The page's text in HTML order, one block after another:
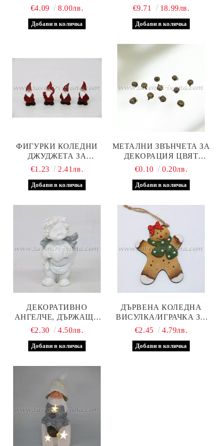
МОДЕЛ ТРИ
€4.09 8.00лв. КОЛЕДА
€9.71 18.99лв.
ФИГУРКИ КОЛЕДНИ
ДЖУДЖЕТА ЗА
ДЕКОРАЦИЯ
€1.23 2.41лв.
МЕТАЛНИ ЗВЪНЧЕТА ЗА
ДЕКОРАЦИЯ ЦВЯТ
СТАРО ЗЛАТО 10 Х 8 ММ
€0.10 0.20лв.
ДЕКОРАТИВНО
АНГЕЛЧЕ, ДЪРЖАЩО
СЪРЦЕ 6,0 Х 4,0 СМ
€2.30 4.50лв.
ДЪРВЕНА КОЛЕДНА
ВИСУЛКА/ИГРАЧКА ЗА
ЕЛХА КОЛЕДНА
ЧЕТИРИ
€2.45 4.79лв.